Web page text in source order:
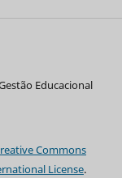
Educacional
Commons
License.